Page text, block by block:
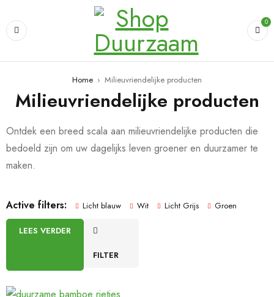
0
Home › Milieuvriendelijke producten
Milieuvriendelijke producten
Ontdek een breed scala aan milieuvriendelijke producten die
bedoeld zijn om uw dagelijks leven groener en duurzamer te
maken.
Active filters: Licht blauw Wit Licht Grijs Groen
FILTER
LEES VERDER